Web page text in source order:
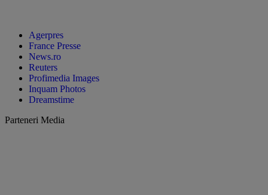
Agerpres
France Presse
News.ro
Reuters
Profimedia Images
Inquam Photos
Dreamstime
Parteneri Media